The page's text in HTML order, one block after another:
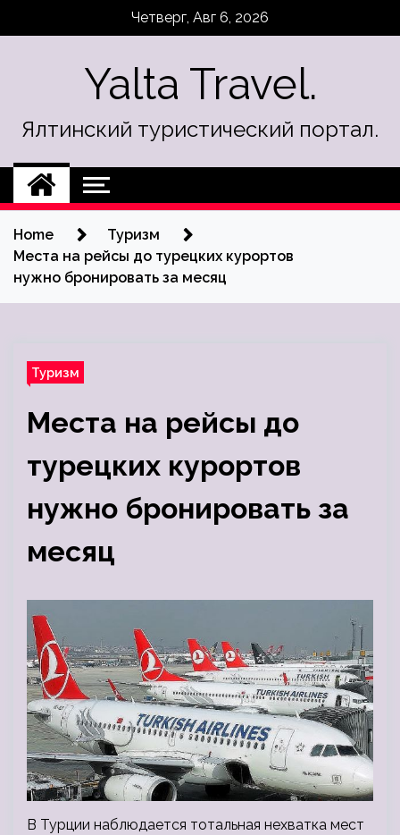
Четверг, Авг 6, 2026
Yalta Travel.
Ялтинский туристический портал.
Home
Туризм
Места на рейсы до турецких курортов
нужно бронировать за месяц
Туризм
Места на рейсы до
турецких курортов
нужно бронировать за
месяц
В Турции наблюдается тотальная нехватка мест